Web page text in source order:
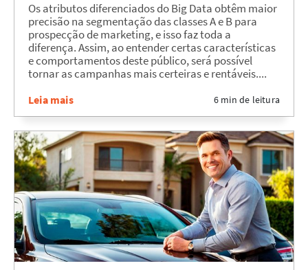
Os atributos diferenciados do Big Data obtêm maior
precisão na segmentação das classes A e B para
prospecção de marketing, e isso faz toda a
diferença. Assim, ao entender certas características
e comportamentos deste público, será possível
tornar as campanhas mais certeiras e rentáveis....
Leia mais 6 min de leitura